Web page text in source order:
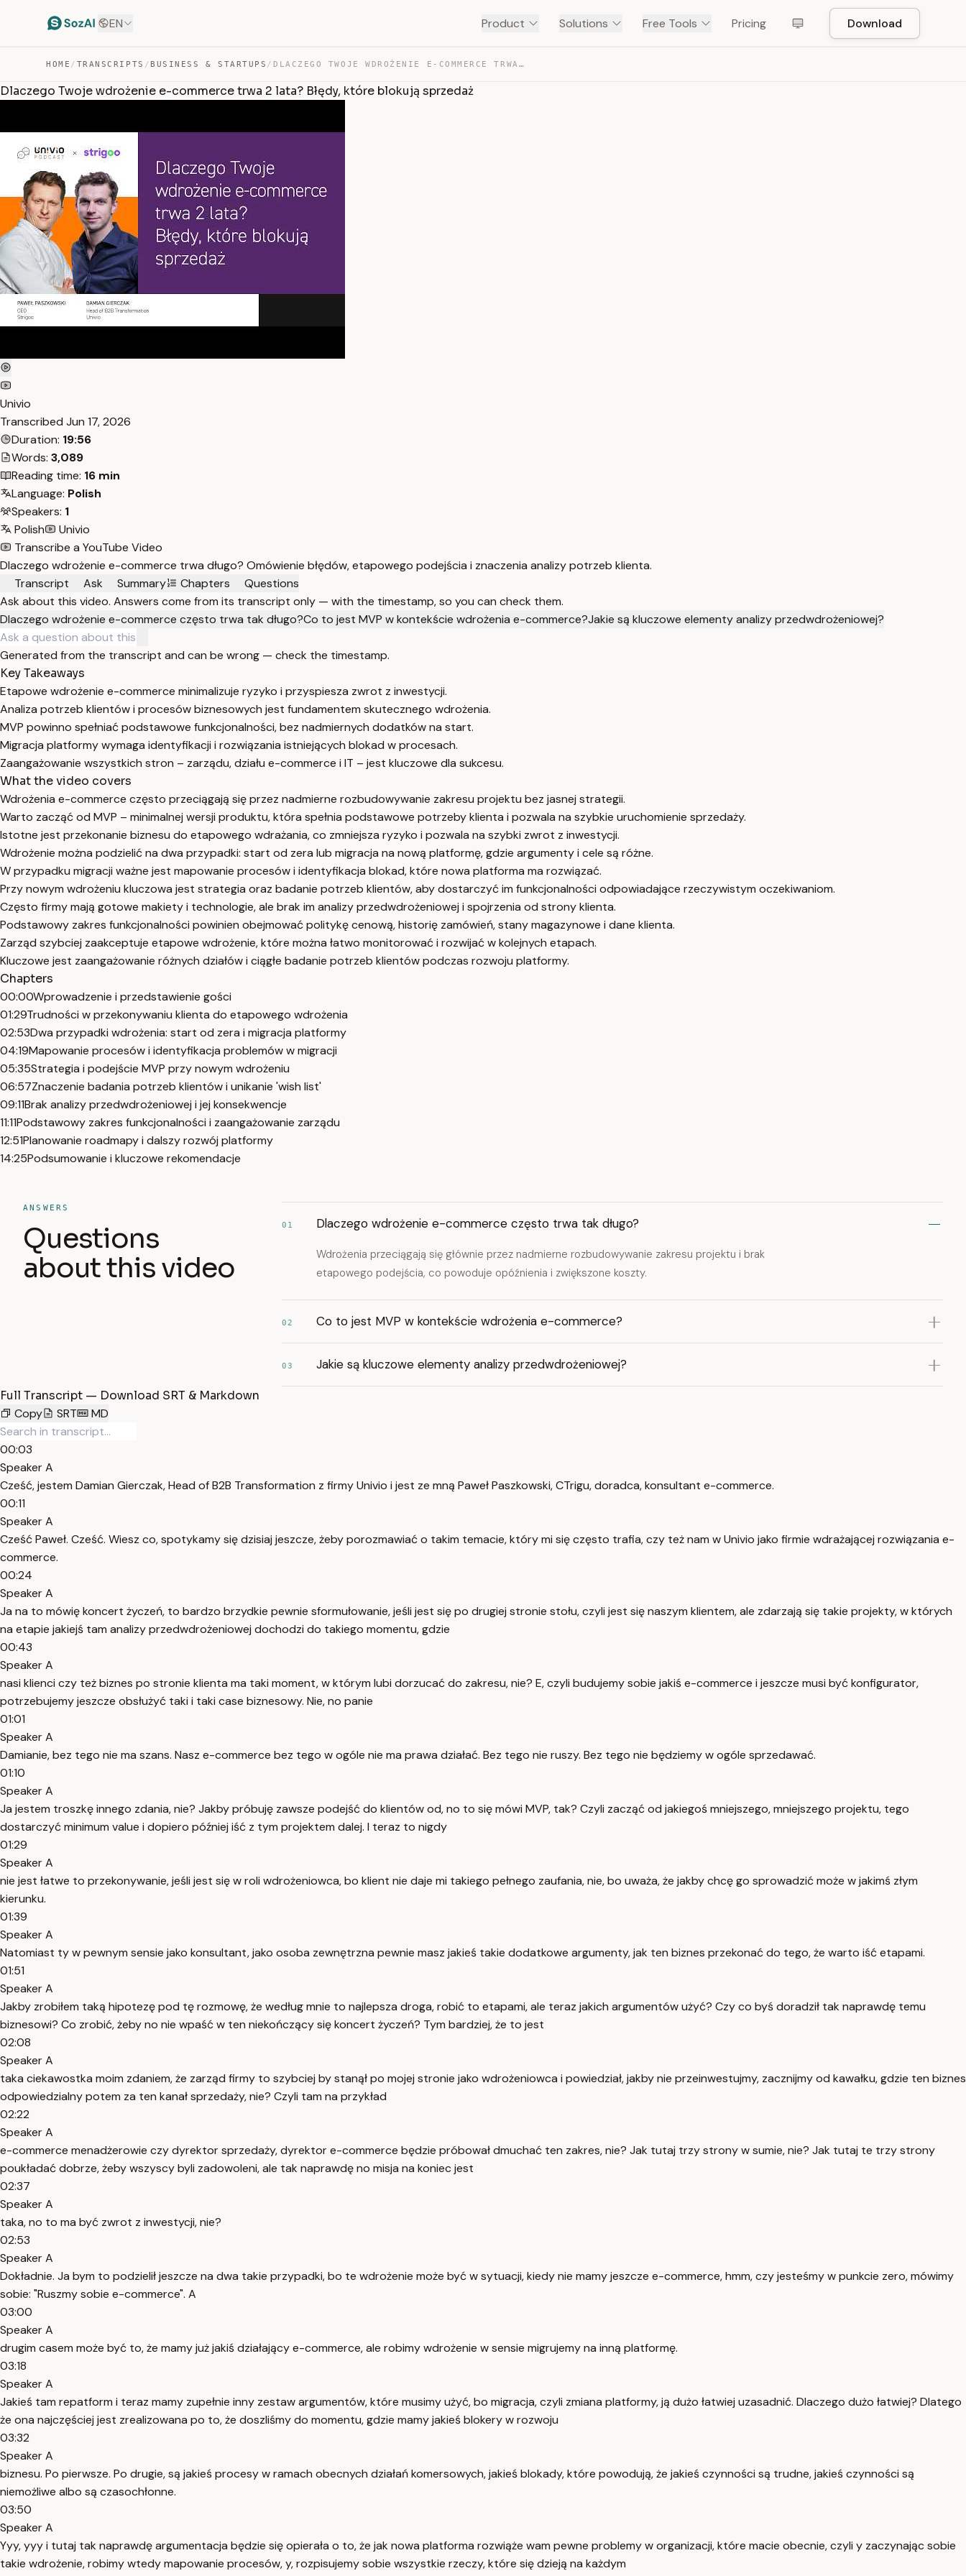
EN Product Solutions Free Tools Pricing Download
HOME / TRANSCRIPTS / BUSINESS & STARTUPS / DLACZEGO TWOJE WDROŻENIE E-COMMERCE TRWA 2 LATA? BŁĘDY,… — TRANSCRIPT
Dlaczego Twoje wdrożenie e-commerce trwa 2 lata? Błędy, które blokują sprzedaż
Univio
Transcribed Jun 17, 2026
Duration: 19:56
Words: 3,089
Reading time: 16 min
Language: Polish
Speakers: 1
Polish
Univio
Transcribe a YouTube Video
Dlaczego wdrożenie e-commerce trwa długo? Omówienie błędów, etapowego podejścia i znaczenia analizy potrzeb klienta.
Transcript
Ask Summary Chapters
Questions
Ask about this video. Answers come from its transcript only — with the timestamp, so you can check them.
Dlaczego wdrożenie e-commerce często trwa tak długo?Co to jest MVP w kontekście wdrożenia e-commerce?Jakie są kluczowe elementy analizy przedwdrożeniowej?
Generated from the transcript and can be wrong — check the timestamp.
Key Takeaways
Etapowe wdrożenie e-commerce minimalizuje ryzyko i przyspiesza zwrot z inwestycji.
Analiza potrzeb klientów i procesów biznesowych jest fundamentem skutecznego wdrożenia.
MVP powinno spełniać podstawowe funkcjonalności, bez nadmiernych dodatków na start.
Migracja platformy wymaga identyfikacji i rozwiązania istniejących blokad w procesach.
Zaangażowanie wszystkich stron – zarządu, działu e-commerce i IT – jest kluczowe dla sukcesu.
What the video covers
Wdrożenia e-commerce często przeciągają się przez nadmierne rozbudowywanie zakresu projektu bez jasnej strategii.
Warto zacząć od MVP – minimalnej wersji produktu, która spełnia podstawowe potrzeby klienta i pozwala na szybkie uruchomienie sprzedaży.
Istotne jest przekonanie biznesu do etapowego wdrażania, co zmniejsza ryzyko i pozwala na szybki zwrot z inwestycji.
Wdrożenie można podzielić na dwa przypadki: start od zera lub migracja na nową platformę, gdzie argumenty i cele są różne.
W przypadku migracji ważne jest mapowanie procesów i identyfikacja blokad, które nowa platforma ma rozwiązać.
Przy nowym wdrożeniu kluczowa jest strategia oraz badanie potrzeb klientów, aby dostarczyć im funkcjonalności odpowiadające rzeczywistym oczekiwaniom.
Często firmy mają gotowe makiety i technologie, ale brak im analizy przedwdrożeniowej i spojrzenia od strony klienta.
Podstawowy zakres funkcjonalności powinien obejmować politykę cenową, historię zamówień, stany magazynowe i dane klienta.
Zarząd szybciej zaakceptuje etapowe wdrożenie, które można łatwo monitorować i rozwijać w kolejnych etapach.
Kluczowe jest zaangażowanie różnych działów i ciągłe badanie potrzeb klientów podczas rozwoju platformy.
Chapters
00:00Wprowadzenie i przedstawienie gości
01:29Trudności w przekonywaniu klienta do etapowego wdrożenia
02:53Dwa przypadki wdrożenia: start od zera i migracja platformy
04:19Mapowanie procesów i identyfikacja problemów w migracji
05:35Strategia i podejście MVP przy nowym wdrożeniu
06:57Znaczenie badania potrzeb klientów i unikanie 'wish list'
09:11Brak analizy przedwdrożeniowej i jej konsekwencje
11:11Podstawowy zakres funkcjonalności i zaangażowanie zarządu
12:51Planowanie roadmapy i dalszy rozwój platformy
14:25Podsumowanie i kluczowe rekomendacje
ANSWERS
Questions
about this video
01 Dlaczego wdrożenie e-commerce często trwa tak długo?
Wdrożenia przeciągają się głównie przez nadmierne rozbudowywanie zakresu projektu i brak
etapowego podejścia, co powoduje opóźnienia i zwiększone koszty.
02 Co to jest MVP w kontekście wdrożenia e-commerce?
03 Jakie są kluczowe elementy analizy przedwdrożeniowej?
Full Transcript — Download SRT & Markdown
Copy
SRT MD
00:03
Speaker A
Cześć, jestem Damian Gierczak, Head of B2B Transformation z firmy Univio i jest ze mną Paweł Paszkowski, CTrigu, doradca, konsultant e-commerce.
00:11
Speaker A
Cześć Paweł. Cześć. Wiesz co, spotykamy się dzisiaj jeszcze, żeby porozmawiać o takim temacie, który mi się często trafia, czy też nam w Univio jako firmie wdrażającej rozwiązania e-
commerce.
00:24
Speaker A
Ja na to mówię koncert życzeń, to bardzo brzydkie pewnie sformułowanie, jeśli jest się po drugiej stronie stołu, czyli jest się naszym klientem, ale zdarzają się takie projekty, w których
na etapie jakiejś tam analizy przedwdrożeniowej dochodzi do takiego momentu, gdzie
00:43
Speaker A
nasi klienci czy też biznes po stronie klienta ma taki moment, w którym lubi dorzucać do zakresu, nie? E, czyli budujemy sobie jakiś e-commerce i jeszcze musi być konfigurator,
potrzebujemy jeszcze obsłużyć taki i taki case biznesowy. Nie, no panie
01:01
Speaker A
Damianie, bez tego nie ma szans. Nasz e-commerce bez tego w ogóle nie ma prawa działać. Bez tego nie ruszy. Bez tego nie będziemy w ogóle sprzedawać.
01:10
Speaker A
Ja jestem troszkę innego zdania, nie? Jakby próbuję zawsze podejść do klientów od, no to się mówi MVP, tak? Czyli zacząć od jakiegoś mniejszego, mniejszego projektu, tego
dostarczyć minimum value i dopiero później iść z tym projektem dalej. I teraz to nigdy
01:29
Speaker A
nie jest łatwe to przekonywanie, jeśli jest się w roli wdrożeniowca, bo klient nie daje mi takiego pełnego zaufania, nie, bo uważa, że jakby chcę go sprowadzić może w jakimś złym
kierunku.
01:39
Speaker A
Natomiast ty w pewnym sensie jako konsultant, jako osoba zewnętrzna pewnie masz jakieś takie dodatkowe argumenty, jak ten biznes przekonać do tego, że warto iść etapami.
01:51
Speaker A
Jakby zrobiłem taką hipotezę pod tę rozmowę, że według mnie to najlepsza droga, robić to etapami, ale teraz jakich argumentów użyć? Czy co byś doradził tak naprawdę temu
biznesowi? Co zrobić, żeby no nie wpaść w ten niekończący się koncert życzeń? Tym bardziej, że to jest
02:08
Speaker A
taka ciekawostka moim zdaniem, że zarząd firmy to szybciej by stanął po mojej stronie jako wdrożeniowca i powiedział, jakby nie przeinwestujmy, zacznijmy od kawałku, gdzie ten biznes
odpowiedzialny potem za ten kanał sprzedaży, nie? Czyli tam na przykład
02:22
Speaker A
e-commerce menadżerowie czy dyrektor sprzedaży, dyrektor e-commerce będzie próbował dmuchać ten zakres, nie? Jak tutaj trzy strony w sumie, nie? Jak tutaj te trzy strony
poukładać dobrze, żeby wszyscy byli zadowoleni, ale tak naprawdę no misja na koniec jest
02:37
Speaker A
taka, no to ma być zwrot z inwestycji, nie?
02:53
Speaker A
Dokładnie. Ja bym to podzielił jeszcze na dwa takie przypadki, bo te wdrożenie może być w sytuacji, kiedy nie mamy jeszcze e-commerce, hmm, czy jesteśmy w punkcie zero, mówimy
sobie: "Ruszmy sobie e-commerce". A
03:00
Speaker A
drugim casem może być to, że mamy już jakiś działający e-commerce, ale robimy wdrożenie w sensie migrujemy na inną platformę.
03:18
Speaker A
Jakieś tam repatform i teraz mamy zupełnie inny zestaw argumentów, które musimy użyć, bo migracja, czyli zmiana platformy, ją dużo łatwiej uzasadnić. Dlaczego dużo łatwiej? Dlatego
że ona najczęściej jest zrealizowana po to, że doszliśmy do momentu, gdzie mamy jakieś blokery w rozwoju
03:32
Speaker A
biznesu. Po pierwsze. Po drugie, są jakieś procesy w ramach obecnych działań komersowych, jakieś blokady, które powodują, że jakieś czynności są trudne, jakieś czynności są
niemożliwe albo są czasochłonne.
03:50
Speaker A
Yyy, yyy i tutaj tak naprawdę argumentacja będzie się opierała o to, że jak nowa platforma rozwiąże wam pewne problemy w organizacji, które macie obecnie, czyli y zaczynając sobie
takie wdrożenie, robimy wtedy mapowanie procesów, y, rozpisujemy sobie wszystkie rzeczy, które się dzieją na każdym